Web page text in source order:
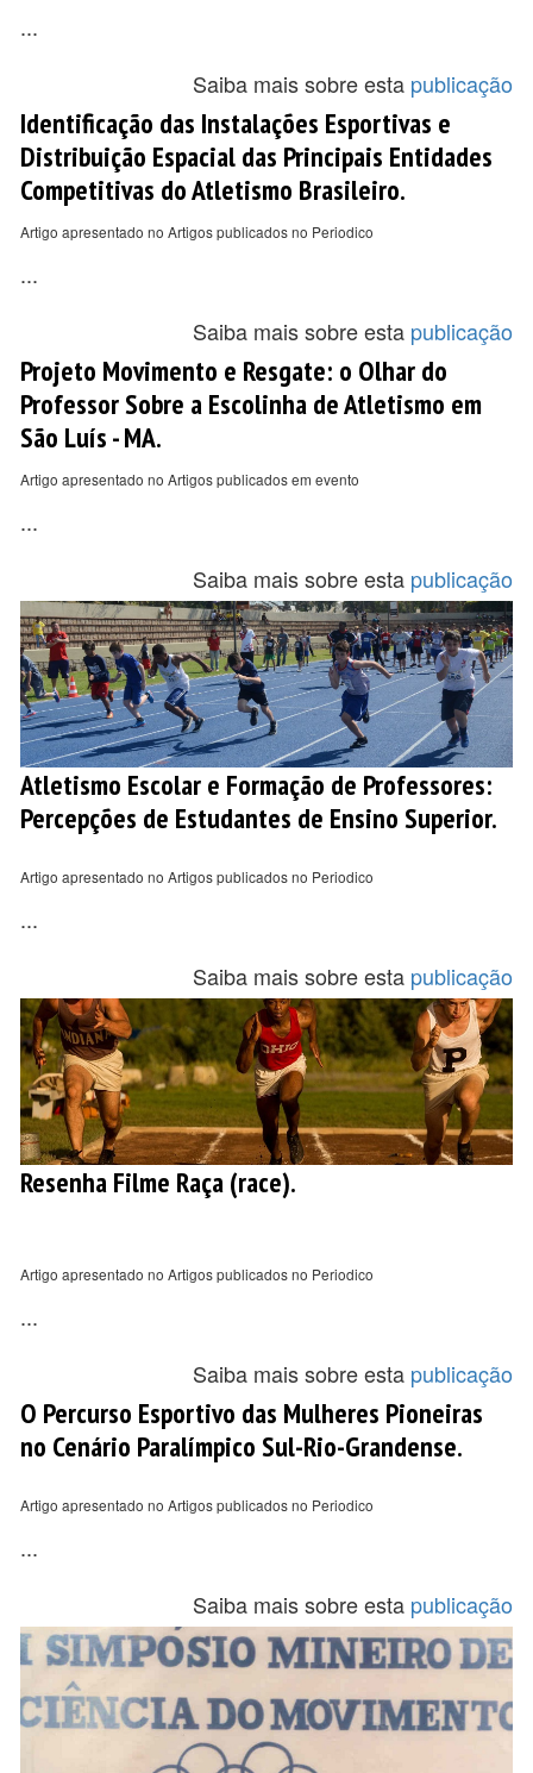
...
Saiba mais sobre esta publicação
Identificação das Instalações Esportivas e
Distribuição Espacial das Principais Entidades
Competitivas do Atletismo Brasileiro.
Artigo apresentado no Artigos publicados no Periodico
...
Saiba mais sobre esta publicação
Projeto Movimento e Resgate: o Olhar do
Professor Sobre a Escolinha de Atletismo em
São Luís - MA.
Artigo apresentado no Artigos publicados em evento
...
Saiba mais sobre esta publicação
Atletismo Escolar e Formação de Professores:
Percepções de Estudantes de Ensino Superior.
Artigo apresentado no Artigos publicados no Periodico
...
Saiba mais sobre esta publicação
Resenha Filme Raça (race).
Artigo apresentado no Artigos publicados no Periodico
...
Saiba mais sobre esta publicação
O Percurso Esportivo das Mulheres Pioneiras
no Cenário Paralímpico Sul-Rio-Grandense.
Artigo apresentado no Artigos publicados no Periodico
...
Saiba mais sobre esta publicação